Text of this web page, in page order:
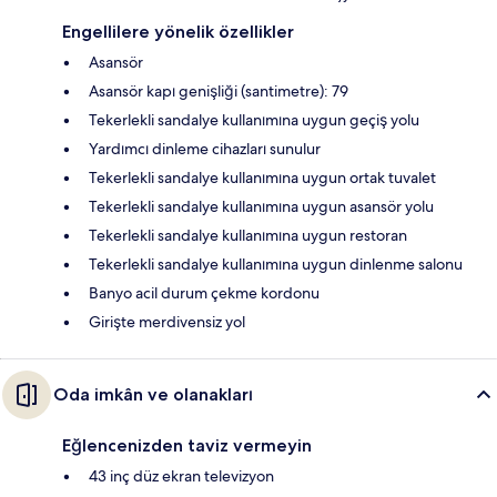
Engellilere yönelik özellikler
Asansör
Asansör kapı genişliği (santimetre): 79
Tekerlekli sandalye kullanımına uygun geçiş yolu
Yardımcı dinleme cihazları sunulur
Tekerlekli sandalye kullanımına uygun ortak tuvalet
Tekerlekli sandalye kullanımına uygun asansör yolu
Tekerlekli sandalye kullanımına uygun restoran
Tekerlekli sandalye kullanımına uygun dinlenme salonu
Banyo acil durum çekme kordonu
Girişte merdivensiz yol
Oda imkân ve olanakları
Eğlencenizden taviz vermeyin
43 inç düz ekran televizyon